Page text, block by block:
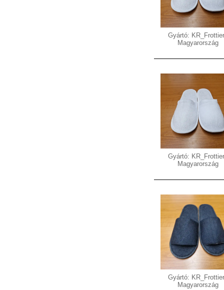
Gyártó:
Magyarország
Gyártó:
Magyarország
Gyártó:
Magyarország